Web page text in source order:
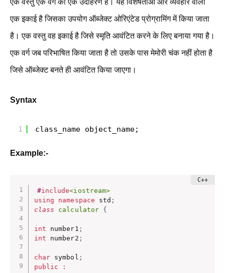
एक इकाई है जिसका उपयोग ऑब्जेक्ट ओरिएंटेड प्रोग्रामिंग में किया जाता
है। एक वस्तु वह इकाई है जिसे स्मृति आवंटित करने के लिए बनाया गया है।
एक वर्ग जब परिभाषित किया जाता है तो उसके पास मेमोरी चंक नहीं होता है
जिसे ऑब्जेक्ट बनते ही आवंटित किया जाएगा।
Syntax
1 class_name object_name;
Example:-
#include<iostream>
using
namespace std ;
class
calculator {
int number1 ;
int number2 ;
char symbol ;
public
: